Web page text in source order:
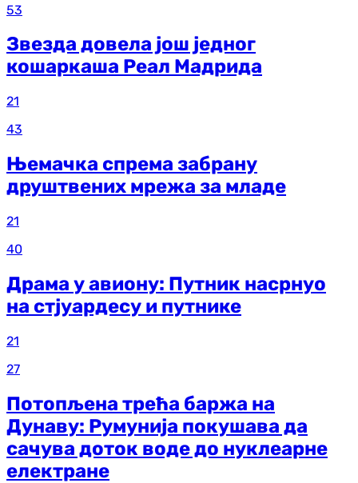
53
Звезда довела још једног
кошаркаша Реал Мадрида
21
43
Њемачка спрема забрану
друштвених мрежа за младе
21
40
Драма у авиону: Путник насрнуо
на стјуардесу и путнике
21
27
Потопљена трећа баржа на
Дунаву: Румунија покушава да
сачува доток воде до нуклеарне
електране